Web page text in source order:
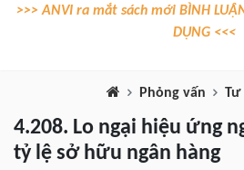
>>> ANVI ra mắt sách mới BÌNH
DỤNG <<<
Phỏng vấn Tư
4.208. Lo ngại hiệu ứng
tỷ lệ sở hữu ngân hàng